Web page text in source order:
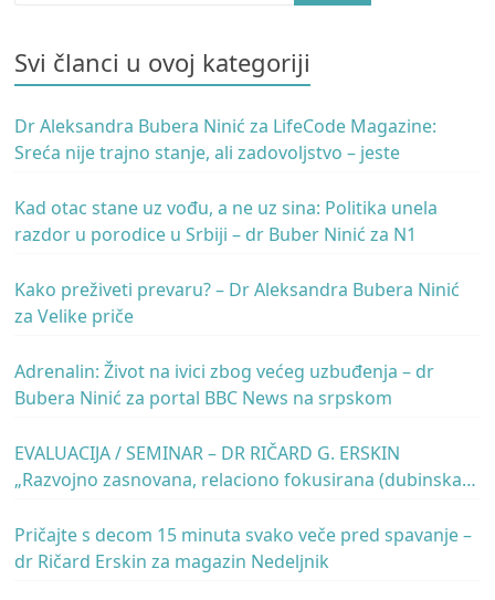
Svi članci u ovoj kategoriji
Dr Aleksandra Bubera Ninić za LifeCode Magazine:
Sreća nije trajno stanje, ali zadovoljstvo – jeste
Kad otac stane uz vođu, a ne uz sina: Politika unela
razdor u porodice u Srbiji – dr Buber Ninić za N1
Kako preživeti prevaru? – Dr Aleksandra Bubera Ninić
za Velike priče
Adrenalin: Život na ivici zbog većeg uzbuđenja – dr
Bubera Ninić za portal BBC News na srpskom
EVALUACIJA / SEMINAR – DR RIČARD G. ERSKIN
„Razvojno zasnovana, relaciono fokusirana (dubinska)
Pričajte s decom 15 minuta svako veče pred spavanje –
dr Ričard Erskin za magazin Nedeljnik